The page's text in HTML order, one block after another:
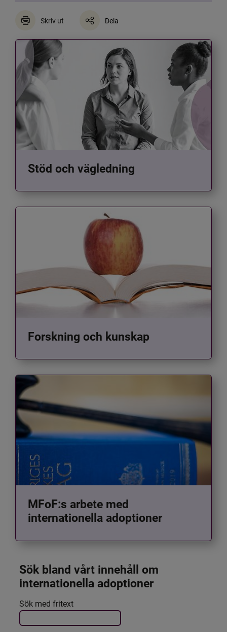
Skriv ut Dela
Stöd och vägledning
Forskning och kunskap
MFoF:s arbete med
internationella adoptioner
Sök bland vårt innehåll om
internationella adoptioner
Filtrera resultatet
Det här formuläret postas automatiskt
Sök med fritext